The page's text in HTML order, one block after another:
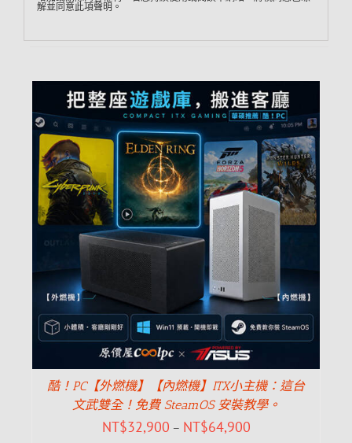
解並同意此項聲明。
酷！PC【外燃機】【內燃機】ITX小主機：這台
文武雙全！免費 SteamOS 安裝教學。
NT$32,900 – NT$64,900